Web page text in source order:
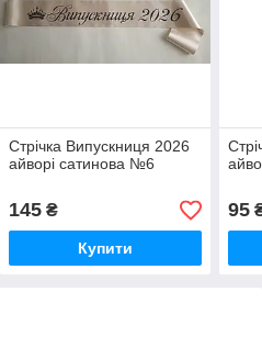
Стрічка Випускниця 2026
айворі сатинова №6
145₴
Купити
95